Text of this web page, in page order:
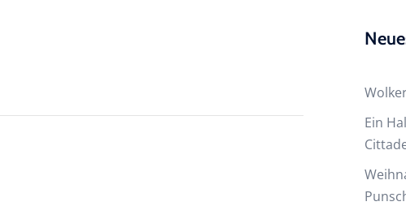
Ein